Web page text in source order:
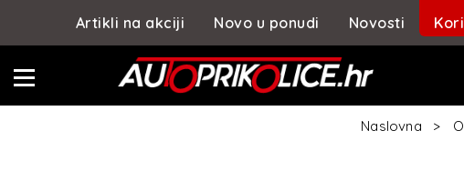
Artikli na akciji Novo u ponudi Novosti
Naslovna